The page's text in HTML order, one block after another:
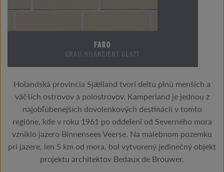
FARO
GRAU NUANCIERT GLATT
Holandská provincia Sjælland tvorí deltu plnú menších a
väčších ostrovov a polostrovov. Kamperland je jednou z
najobľúbenejších dovolenkových destinácií v tomto
regióne, kde v roku 1961 po oddelení od Severného mora
vzniklo jazero Binnensees Veerse. Na malebnom pozemku
pri jazere, len 5 km od mora, bol vytvorený jedinečný objekt
projektu architektov Bedaux de Brouwer.